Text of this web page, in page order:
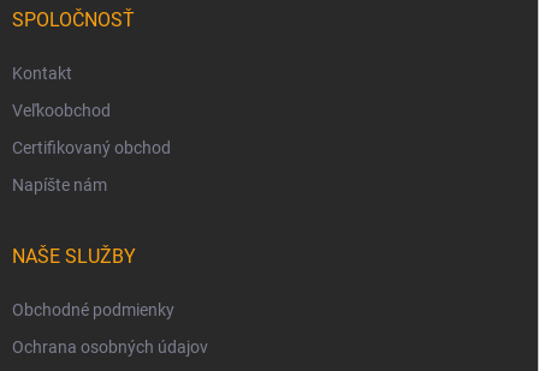
SPOLOČNOSŤ
Kontakt
Veľkoobchod
Certifikovaný obchod
Napíšte nám
NAŠE SLUŽBY
Obchodné podmienky
Ochrana osobných údajov